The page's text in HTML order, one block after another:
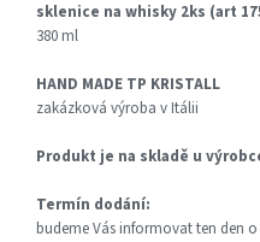
sklenice na whisky 2ks (art
380 ml
HAND MADE TP KRISTALL
zakázková výroba v Itálii
Produkt je na skladě u
Termín dodání:
budeme Vás informovat ten den